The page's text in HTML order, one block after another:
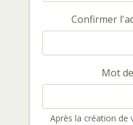
Confirmer
Mot
Après la création de